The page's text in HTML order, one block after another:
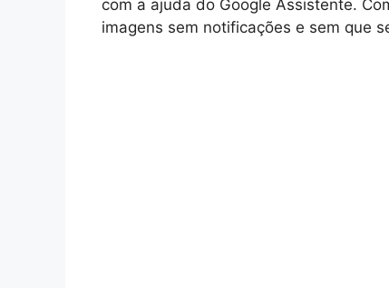
com a ajuda do Google Assistente.
imagens sem notificações e sem que